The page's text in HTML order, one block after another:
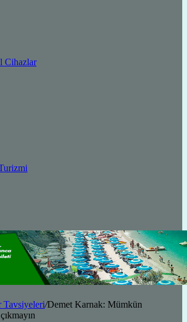
Cihazlar
Tavsiyeleri/Demet Karnak: Mümkün